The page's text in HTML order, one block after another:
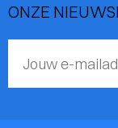
ONZE
Jouw e-